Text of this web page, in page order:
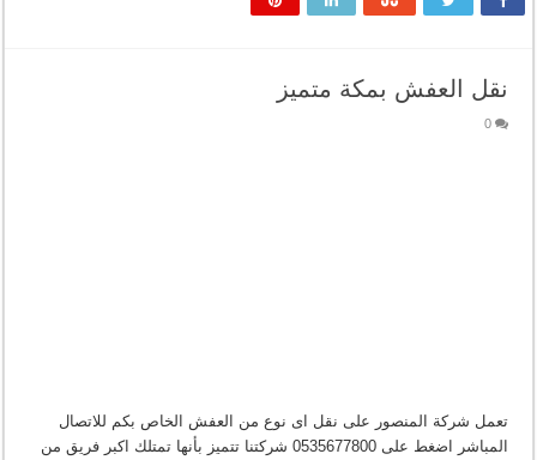
نقل العفش بمكة متميز
0
تعمل شركة المنصور على نقل اى نوع من العفش الخاص بكم للاتصال
المباشر اضغط على 0535677800 شركتنا تتميز بأنها تمتلك اكبر فريق من